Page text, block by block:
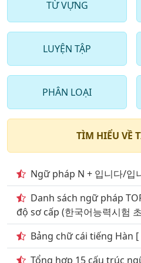
. Chủ đề động từ thường
18. Chủ đề động từ thường
. Chủ đề động từ thường
20. Chủ đề động từ thường
. Chủ đề động từ thường
22. Chủ đề động từ thường
24 . Chủ đề động từ thường
25 . Giao thông vận tải đường
26. Giao thông vận tải
27. Giao thông vận tải
TỪ VỰNG
LUYỆN TẬP
PHÂN LOẠI
TÌM HIỂU VỀ
Ngữ pháp N + 입니다/입
Danh sách ngữ pháp
độ sơ cấp (한국어능력시험
Bảng chữ cái tiếng Hàn
Tổng hợp 15 cấu trúc